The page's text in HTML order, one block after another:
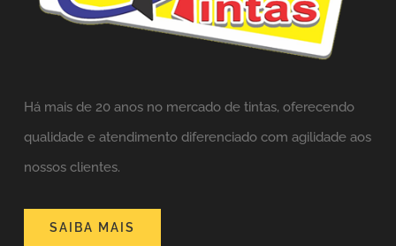
Há mais de 20 anos no mercado de tintas, oferecendo
qualidade e atendimento diferenciado com agilidade aos
nossos clientes.
SAIBA MAIS